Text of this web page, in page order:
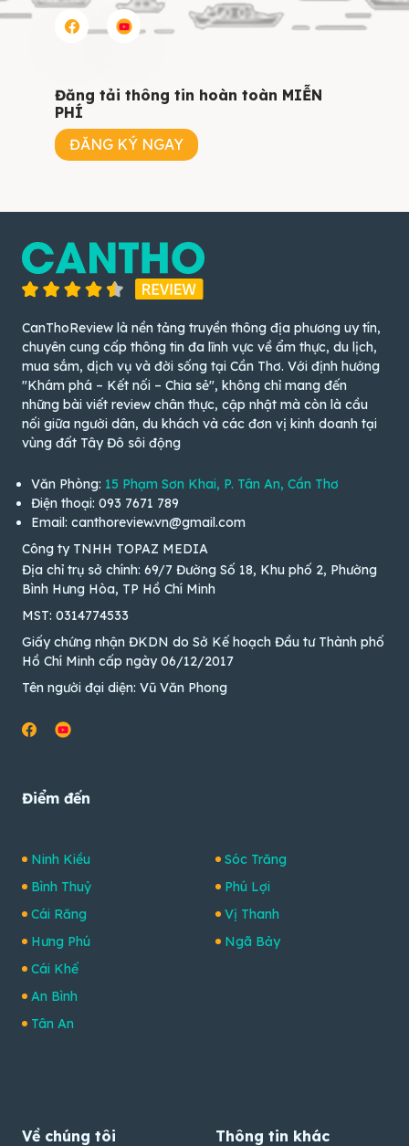
Đăng tải thông tin hoàn toàn MIỄN
PHÍ
ĐĂNG KÝ NGAY
CanThoReview là nền tảng truyền thông địa phương uy tín,
chuyên cung cấp thông tin đa lĩnh vực về ẩm thực, du lịch,
mua sắm, dịch vụ và đời sống tại Cần Thơ. Với định hướng
"Khám phá – Kết nối – Chia sẻ", không chỉ mang đến
những bài viết review chân thực, cập nhật mà còn là cầu
nối giữa người dân, du khách và các đơn vị kinh doanh tại
vùng đất Tây Đô sôi động
Văn Phòng: 15 Phạm Sơn Khai, P. Tân An, Cần Thơ
Điện thoại: 093 7671 789
Email: canthoreview.vn@gmail.com
Công ty TNHH TOPAZ MEDIA
Địa chỉ trụ sở chính: 69/7 Đường Số 18, Khu phố 2, Phường
Bình Hưng Hòa, TP Hồ Chí Minh
MST: 0314774533
Giấy chứng nhận ĐKDN do Sở Kế hoạch Đầu tư Thành phố
Hồ Chí Minh cấp ngày 06/12/2017
Tên người đại diện: Vũ Văn Phong
Điểm đến
Ninh Kiều
Bình Thuỷ
Cái Răng
Hưng Phú
Cái Khế
An Bình
Tân An
Sóc Trăng
Phú Lợi
Vị Thanh
Ngã Bảy
Về chúng tôi Thông tin khác